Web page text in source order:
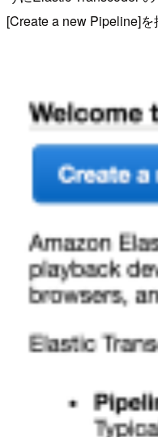
[Create a new Pipeline]を